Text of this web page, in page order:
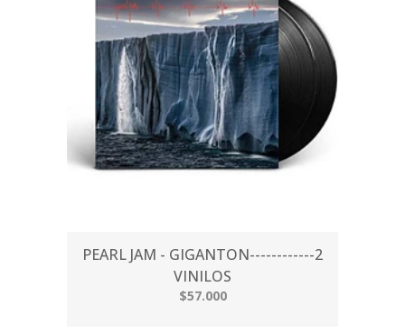
PEARL JAM - GIGANTON------------2
VINILOS
$57.000